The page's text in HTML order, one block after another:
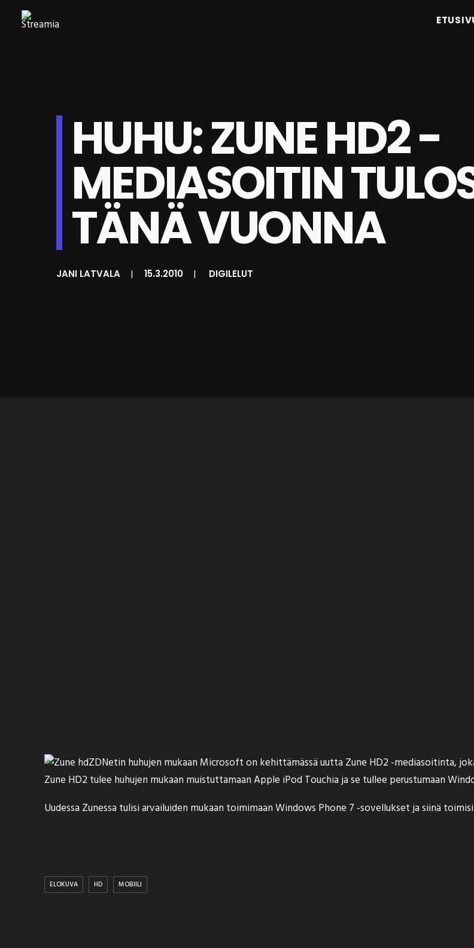
HUHU: ZUNE HD2 -
MEDIASOITIN
TÄNÄ VUONNA
JANI LATVALA | 15.3.2010 | DIGILELUT
ZDNetin huhujen mukaan Microsoft on kehittämässä uutta Zune HD2 -mediasoitinta,
Zune HD2 tulee huhujen mukaan muistuttamaan Apple iPod Touchia ja se tullee perustumaan
Uudessa Zunessa tulisi arvailuiden mukaan toimimaan Windows Phone 7 -sovellukset ja siinä
ELOKUVA HD MOBIILI